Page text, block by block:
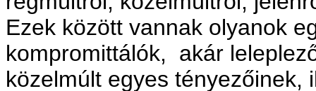
Ezek között vannak olyanok
kompromittálók, akár
közelmúlt egyes tényezőinek,